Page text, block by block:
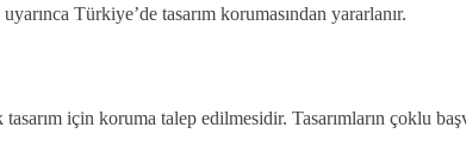
Türkiye’de tasarım korumasından yararlanır.
için koruma talep edilmesidir. Tasarımların çoklu